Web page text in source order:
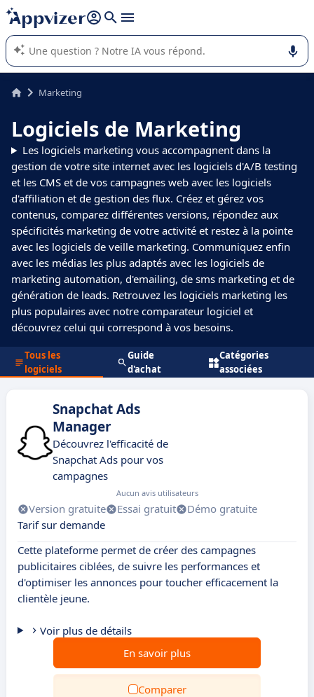
répondre (plusieurs lignes avec
L'IA de Appvizer vous guide dans l'utilisation ou la sélection de
logiciel SaaS en entreprise.
Marketing
Logiciels de Marketing
Les logiciels marketing vous accompagnent dans la
gestion de votre site internet avec les logiciels d'A/B testing
et les CMS et de vos campagnes web avec les logiciels
d'affiliation et de gestion des flux. Créez et gérez vos
contenus, comparez différentes versions, répondez aux
spécificités marketing de votre activité et restez à la pointe
avec les logiciels de veille marketing. Communiquez enfin
avec les médias les plus adaptés avec les logiciels de
marketing automation, d'emailing, de sms marketing et de
génération de leads. Retrouvez les logiciels marketing les
plus populaires avec notre comparateur logiciel et
découvrez celui qui correspond à vos besoins.
Tous les
logiciels
Guide
d'achat
Catégories
associées
Snapchat Ads
Manager
Découvrez l'efficacité de
Snapchat Ads pour vos
campagnes
Aucun avis utilisateurs
Version gratuite Essai gratuit
Démo gratuite
Tarif sur demande
Cette plateforme permet de créer des campagnes
publicitaires ciblées, de suivre les performances et
d'optimiser les annonces pour toucher efficacement la
clientèle jeune.
Voir plus de détails
En savoir plus
Comparer